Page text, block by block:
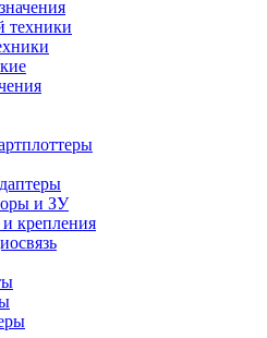
техники
и ЗУ
крепления